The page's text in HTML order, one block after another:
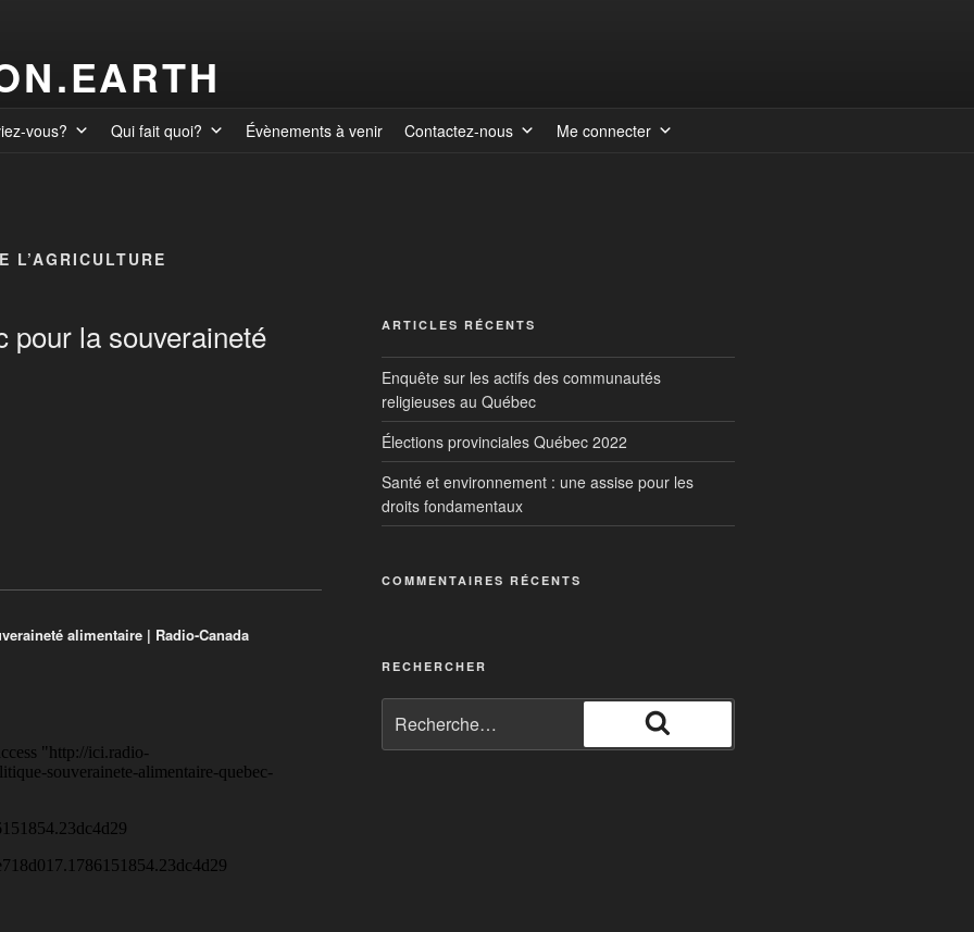
vous? Qui fait quoi? Évènements à venir Contactez-nous Me connecter
L’AGRICULTURE
pour la souveraineté
alimentaire
alimentaire | Radio-Canada
ARTICLES RÉCENTS
Enquête sur les actifs des communautés
religieuses au Québec
Élections provinciales Québec 2022
Santé et environnement : une assise pour les
droits fondamentaux
COMMENTAIRES RÉCENTS
RECHERCHER